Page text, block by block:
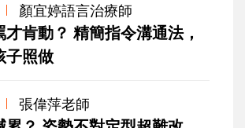
顏宜婷語言治療師
肯動？ 精簡指令溝通法，
子照做
張偉萍老師